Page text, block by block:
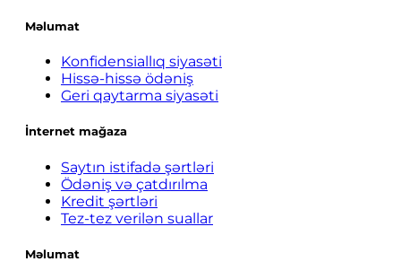
Məlumat
Konfidensiallıq siyasəti
Hissə-hissə ödəniş
Geri qaytarma siyasəti
İnternet mağaza
Saytın istifadə şərtləri
Ödəniş və çatdırılma
Kredit şərtləri
Tez-tez verilən suallar
Məlumat